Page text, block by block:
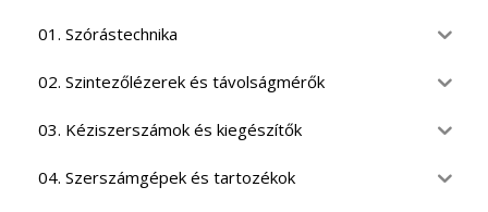
01. Szórástechnika
02. Szintezőlézerek és távolságmérők
03. Kéziszerszámok és kiegészítők
04. Szerszámgépek és tartozékok